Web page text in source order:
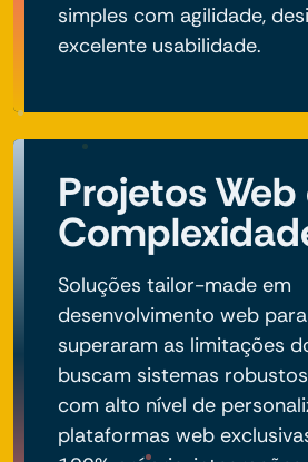
simples com agilidade,
excelente usabilidade.
Projetos
Soluções tailor-made em
desenvolvimento web
superaram as limitações
buscam sistemas
com alto nível de
plataformas web